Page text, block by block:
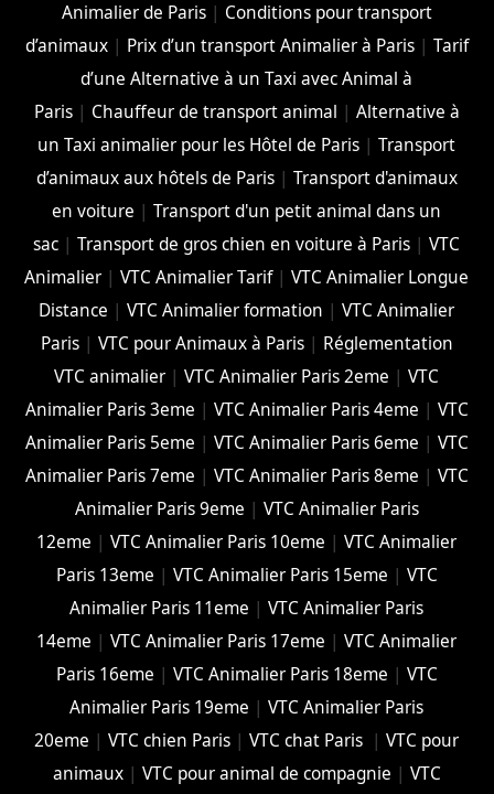
Animalier de Paris| Conditions pour transport
d’animaux| Prix d’un transport Animalier à Paris| Tarif
d’une Alternative à un Taxi avec Animal à
Paris| Chauffeur de transport animal | Alternative à
un Taxi animalier pour les Hôtel de Paris |Transport
d’animaux aux hôtels de Paris| Transport d'animaux
en voiture |Transport d'un petit animal dans un
sac |Transport de gros chien en voiture à Paris |VTC
Animalier |VTC Animalier Tarif|VTC Animalier Longue
Distance |VTC Animalier formation |VTC Animalier
Paris| VTC pour Animaux à Paris| Réglementation
VTC animalier |VTC Animalier Paris 2eme |VTC
Animalier Paris 3eme | VTC Animalier Paris 4eme | VTC
Animalier Paris 5eme | VTC Animalier Paris 6eme | VTC
Animalier Paris 7eme | VTC Animalier Paris 8eme | VTC
Animalier Paris 9eme | VTC Animalier Paris
12eme |VTC Animalier Paris 10eme |VTC Animalier
Paris 13eme | VTC Animalier Paris 15eme | VTC
Animalier Paris 11eme |VTC Animalier Paris
14eme |VTC Animalier Paris 17eme |VTC Animalier
Paris 16eme | VTC Animalier Paris 18eme | VTC
Animalier Paris 19eme |VTC Animalier Paris
20eme |VTC chien Paris |VTC chat Paris |VTC pour
animaux| VTC pour animal de compagnie | VTC